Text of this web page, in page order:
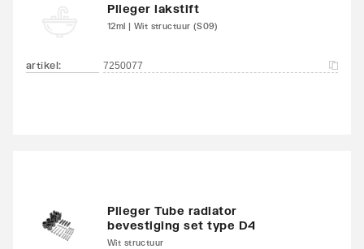
Plieger lakstift
12ml | Wit structuur (S09)
artikel: 7250077
Plieger Tube radiator
bevestiging set type D4
Wit structuur